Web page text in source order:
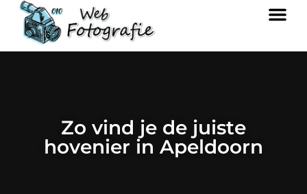
Zo vind je de juiste
hovenier in Apeldoorn